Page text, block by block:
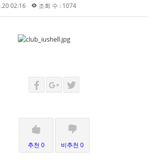
02:16 조회 수 : 1074
추천 0 비추천 0